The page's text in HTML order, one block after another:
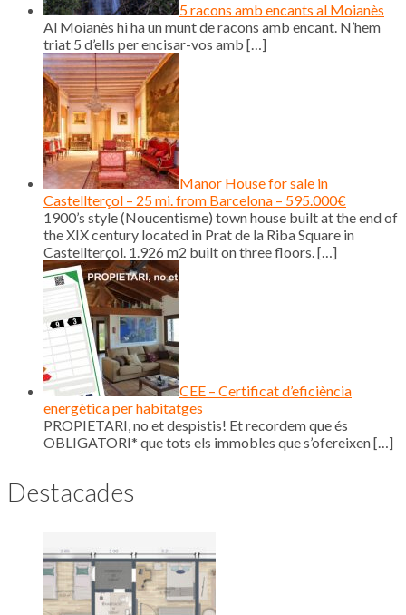
5 racons amb encants al Moianès
Al Moianès hi ha un munt de racons amb encant. N’hem
triat 5 d’ells per encisar-vos amb […]
Manor House for sale in
Castellterçol – 25 mi. from Barcelona – 595.000€
1900’s style (Noucentisme) town house built at the end of
the XIX century located in Prat de la Riba Square in
Castellterçol. 1.926 m2 built on three floors.[…]
CEE – Certificat d’eficiència
energètica per habitatges
PROPIETARI, no et despistis! Et recordem que és
OBLIGATORI* que tots els immobles que s’ofereixen[…]
Destacades